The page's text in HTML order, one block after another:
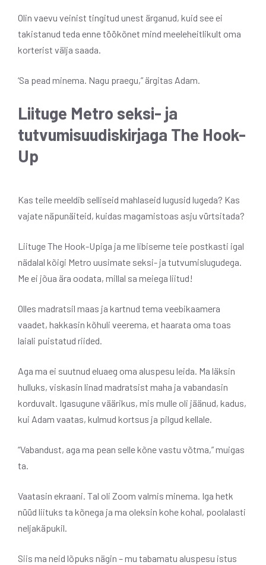
Olin vaevu veinist tingitud unest ärganud, kuid see ei
takistanud teda enne töökõnet mind meeleheitlikult oma
korterist välja saada.
‘Sa pead minema. Nagu praegu,” ärgitas Adam.
Liituge Metro seksi- ja
tutvumisuudiskirjaga The Hook-
Up
Kas teile meeldib selliseid mahlaseid lugusid lugeda? Kas
vajate näpunäiteid, kuidas magamistoas asju vürtsitada?
Liituge The Hook-Upiga ja me libiseme teie postkasti igal
nädalal kõigi Metro uusimate seksi- ja tutvumislugudega.
Me ei jõua ära oodata, millal sa meiega liitud!
Olles madratsil maas ja kartnud tema veebikaamera
vaadet, hakkasin kõhuli veerema, et haarata oma toas
laiali puistatud riided.
Aga ma ei suutnud eluaeg oma aluspesu leida. Ma läksin
hulluks, viskasin linad madratsist maha ja vabandasin
korduvalt. Igasugune väärikus, mis mulle oli jäänud, kadus,
kui Adam vaatas, kulmud kortsus ja pilgud kellale.
“Vabandust, aga ma pean selle kõne vastu võtma,” muigas
ta.
Vaatasin ekraani. Tal oli Zoom valmis minema. Iga hetk
nüüd liituks ta kõnega ja ma oleksin kohe kohal, poolalasti
neljakäpukil.
Siis ma neid lõpuks nägin – mu tabamatu aluspesu istus